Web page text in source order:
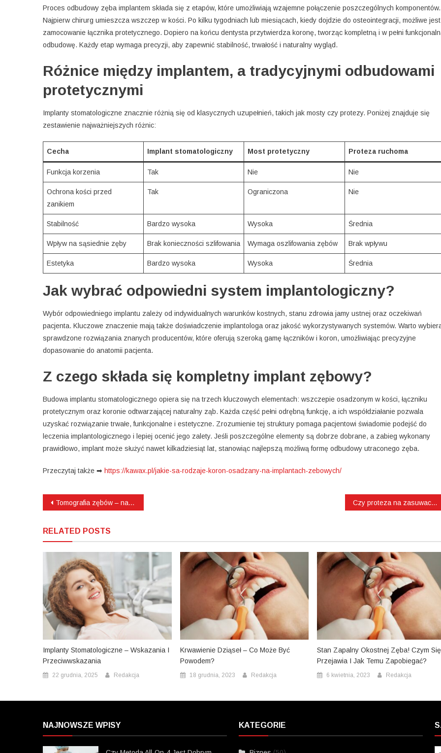
Proces odbudowy zęba implantem składa się z etapów, które umożliwiają wzajemne połączenie poszczególnych komponentów.
Najpierw chirurg umieszcza wszczep w kości. Po kilku tygodniach lub miesiącach, kiedy dojdzie do osteointegracji, możliwe jest
zamocowanie łącznika protetycznego. Dopiero na końcu dentysta przytwierdza koronę, tworząc kompletną i w pełni
odbudowę. Każdy etap wymaga precyzji, aby zapewnić stabilność, trwałość i naturalny wygląd.
Różnice między implantem, a tradycyjnymi odbudowami
protetycznymi
Implanty stomatologiczne znacznie różnią się od klasycznych uzupełnień, takich jak mosty czy protezy. Poniżej znajduje się
zestawienie najważniejszych różnic:
Cecha Implant stomatologiczny Most protetyczny Proteza ruchoma
Funkcja korzenia Tak Nie Nie
Ochrona kości przed
zanikiem
Tak Ograniczona Nie
Stabilność Bardzo wysoka Wysoka Średnia
Wpływ na sąsiednie zęby Brak konieczności szlifowania Wymaga oszlifowania zębów Brak wpływu
Estetyka Bardzo wysoka Wysoka Średnia
Jak wybrać odpowiedni system implantologiczny?
Wybór odpowiedniego implantu zależy od indywidualnych warunków kostnych, stanu zdrowia jamy ustnej oraz oczekiwań
pacjenta. Kluczowe znaczenie mają także doświadczenie implantologa oraz jakość wykorzystywanych systemów. Warto
sprawdzone rozwiązania znanych producentów, które oferują szeroką gamę łączników i koron, umożliwiając precyzyjne
dopasowanie do anatomii pacjenta.
Z czego składa się kompletny implant zębowy?
Budowa implantu stomatologicznego opiera się na trzech kluczowych elementach: wszczepie osadzonym w kości, łączniku
protetycznym oraz koronie odtwarzającej naturalny ząb. Każda część pełni odrębną funkcję, a ich współdziałanie pozwala
uzyskać rozwiązanie trwałe, funkcjonalne i estetyczne. Zrozumienie tej struktury pomaga pacjentowi świadomie podejść do
leczenia implantologicznego i lepiej ocenić jego zalety. Jeśli poszczególne elementy są dobrze dobrane, a zabieg wykonany
prawidłowo, implant może służyć nawet kilkadziesiąt lat, stanowiąc najlepszą możliwą formę odbudowy utraconego zęba.
Przeczytaj także ➡ https://kawax.pl/jakie-sa-rodzaje-koron-osadzany-na-implantach-zebowych/
Nawigacja
Tomografia zębów – na czym polega i kiedy jest potrzebna? Czy proteza na zasuwach jest wygodna?
RELATED POSTS
Implanty Stomatologiczne – Wskazania I
Przeciwwskazania
22 grudnia, 2025 Redakcja
Krwawienie Dziąseł – Co Może Być
Powodem?
18 grudnia, 2023 Redakcja
Stan Zapalny Okostnej Zęba! Czym Się
Przejawia I Jak Temu Zapobiegać?
6 kwietnia, 2023 Redakcja
NAJNOWSZE WPISY KATEGORIE